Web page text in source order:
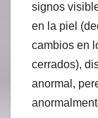
signos
en la piel
cambios en
cerrados),
anormal,